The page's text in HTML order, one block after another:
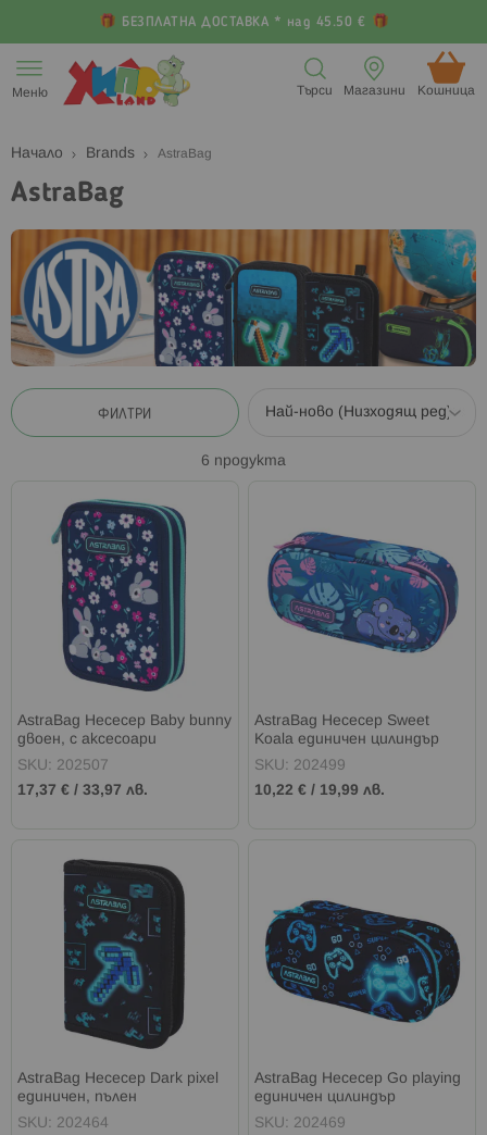
БЕЗПЛАТНА ДОСТАВКА * над 45.50 €
към
съдържанието
Меню Кошница (
Магазини
Търси
Начало Brands AstraBag
AstraBag
ФИЛТРИ
6 продукта
AstraBag Несесер Baby bunny
двоен, с аксесоари
SKU: 202507
17,37 € / 33,97 лв.
AstraBag Несесер Sweet
Koala единичен цилиндър
SKU: 202499
10,22 € / 19,99 лв.
AstraBag Несесер Dark pixel
единичен, пълен
SKU: 202464
AstraBag Несесер Go playing
единичен цилиндър
SKU: 202469